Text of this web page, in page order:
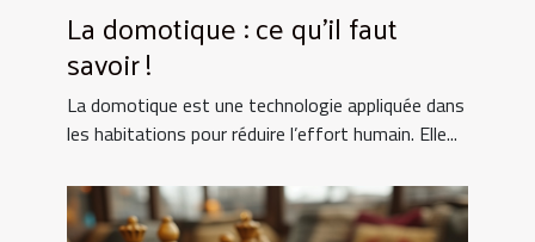
La domotique : ce qu’il faut
savoir !
La domotique est une technologie appliquée dans
les habitations pour réduire l’effort humain. Elle...